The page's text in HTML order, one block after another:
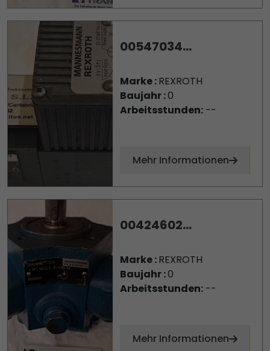
00547034...
Marke :REXROTH
Baujahr :0
Arbeitsstunden:--
Mehr Informationen
00424602...
Marke :REXROTH
Baujahr :0
Arbeitsstunden:--
Mehr Informationen